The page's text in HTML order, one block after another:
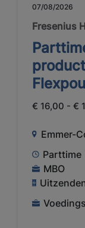
07/08/2026
Fresenius
€ 16,00 - €
Emmer-
Parttime
MBO